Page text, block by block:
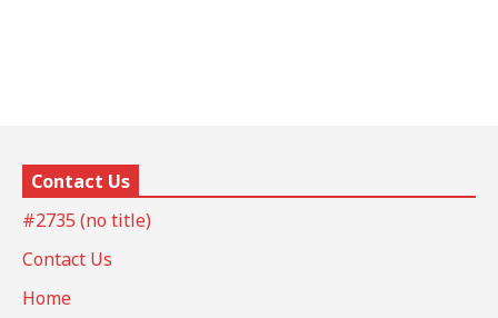
Contact Us
#2735 (no title)
Contact Us
Home